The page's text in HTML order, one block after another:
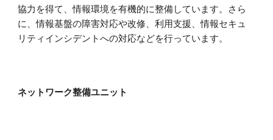
協力を得て、情報環境を有機的に整備しています。さら
に、情報基盤の障害対応や改修、利用支援、情報セキュ
リティインシデントへの対応などを行っています。
ネットワーク整備ユニット